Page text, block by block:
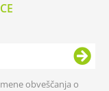
obveščanja o